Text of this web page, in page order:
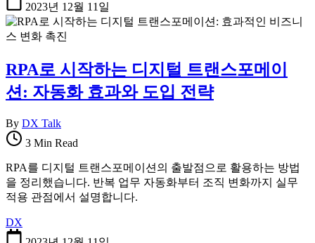
2023년 12월 11일
RPA로 시작하는 디지털 트랜스포메이
션: 자동화 효과와 도입 전략
By DX Talk
3 Min Read
RPA를 디지털 트랜스포메이션의 출발점으로 활용하는 방법
을 정리했습니다. 반복 업무 자동화부터 조직 변화까지 실무
적용 관점에서 설명합니다.
DX